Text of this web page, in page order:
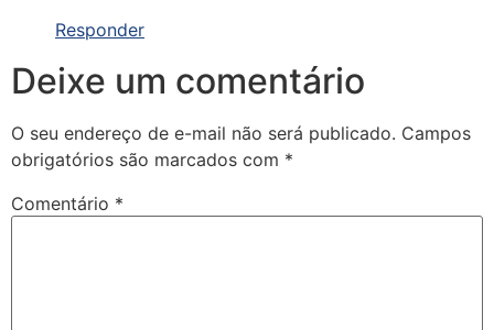
Responder
Deixe um comentário
O seu endereço de e-mail não será publicado. Campos
obrigatórios são marcados com *
Comentário *